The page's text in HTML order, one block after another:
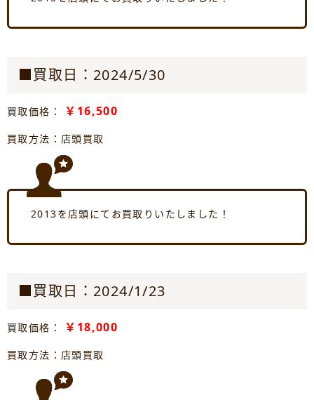
■買取日：2024/5/30
買取価格： ￥16,500
買取方法：店頭買取
2013を店頭にてお買取りいたしました！
■買取日：2024/1/23
買取価格： ￥18,000
買取方法：店頭買取